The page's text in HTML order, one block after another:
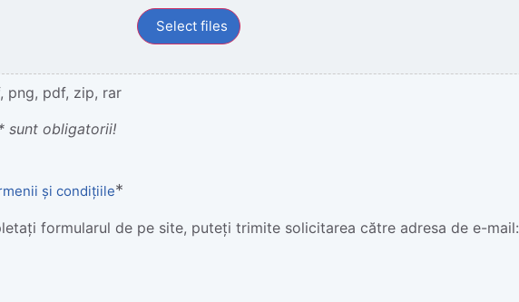
Select files
png, pdf, zip, rar
sunt obligatorii!
și condițiile*
formularul de pe site, puteți trimite solicitarea către adresa de e-mail: